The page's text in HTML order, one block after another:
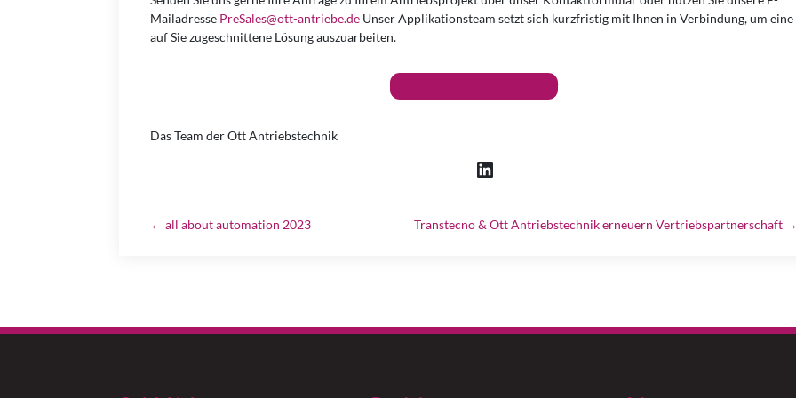
Mailadresse PreSales@ott-antriebe.de Unser Applikationsteam setzt sich kurzfristig mit Ihnen in Verbindung, um eine
auf Sie zugeschnittene Lösung auszuarbeiten.
Zum Kontaktformular
Das Team der Ott Antriebstechnik
Ott GmbH & Co. KG
←all about automation 2023 Transtecno & Ott Antriebstechnik erneuern Vertriebspartnerschaft